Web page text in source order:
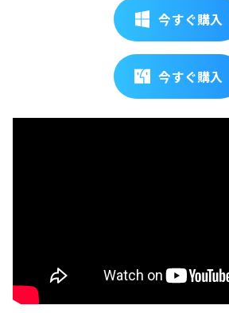
今すぐ購入
今すぐ購入